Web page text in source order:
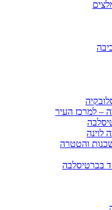
– למרכז העיר
לוינה
והטטרה
בברטיסלבה